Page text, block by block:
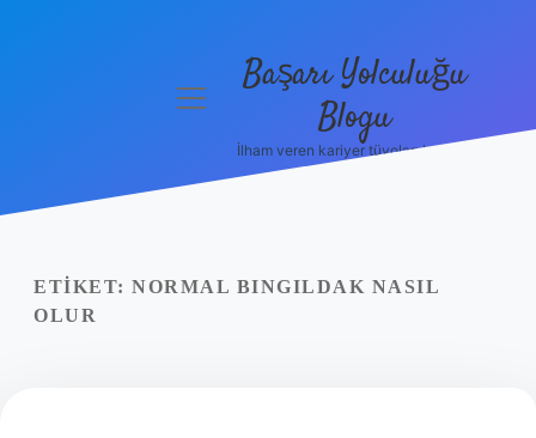
Yasal Uyarı
menüyüBaşarı Yolculuğu
Blogu
İlham veren kariyer tüyoları burada!
ETIKET: NORMAL BINGILDAK NASIL
OLUR